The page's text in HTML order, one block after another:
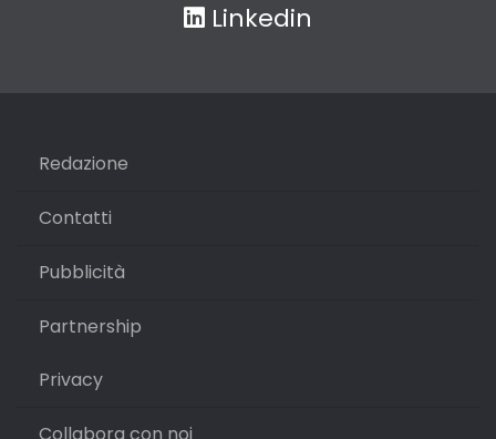
Linkedin
Redazione
Contatti
Pubblicità
Partnership
Privacy